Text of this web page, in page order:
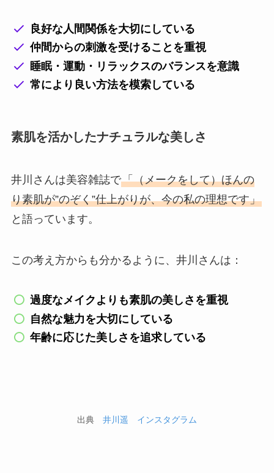
良好な人間関係を大切にしている
仲間からの刺激を受けることを重視
睡眠・運動・リラックスのバランスを意識
常により良い方法を模索している
素肌を活かしたナチュラルな美しさ
井川さんは美容雑誌で「（メークをして）ほんの
り素肌が”のぞく”仕上がりが、今の私の理想です」
と語っています。
この考え方からも分かるように、井川さんは：
過度なメイクよりも素肌の美しさを重視
自然な魅力を大切にしている
年齢に応じた美しさを追求している
出典 井川遥 インスタグラム